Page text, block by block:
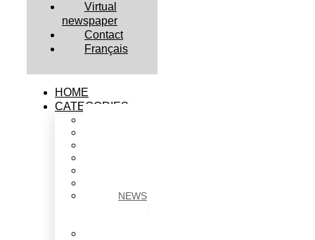
Virtual
newspaper
Contact
Français
HOME
CATEGORIES
NEWS